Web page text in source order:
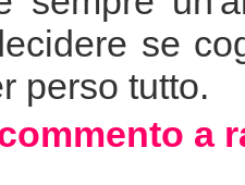
se
perso tutto.
a